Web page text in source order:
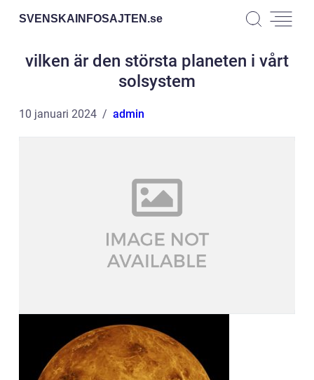
SVENSKAINFOSAJTEN.se
vilken är den största planeten i vårt
solsystem
10 januari 2024 admin